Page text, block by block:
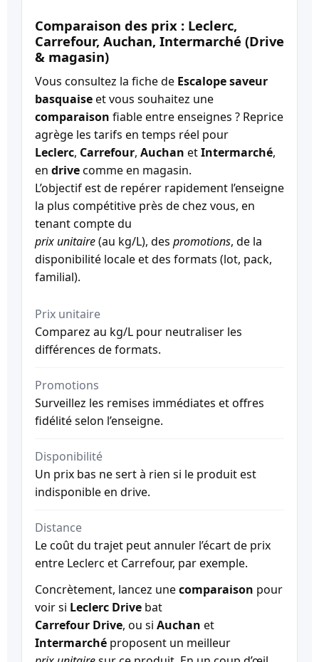
Comparaison des prix : Leclerc,
Carrefour, Auchan, Intermarché (Drive
& magasin)
Vous consultez la fiche de Escalope saveur
basquaiseet vous souhaitez une
comparaison fiable entre enseignes ? Reprice
agrège les tarifs en temps réel pour
Leclerc, Carrefour, Auchan etIntermarché,
en drivecomme en magasin.
L’objectif est de repérer rapidement l’enseigne
la plus compétitive près de chez vous, en
tenant compte du
prix unitaire(au kg/L), des promotions, de la
disponibilité locale et des formats (lot, pack,
familial).
Prix unitaire
Comparez au kg/L pour neutraliser les
différences de formats.
Promotions
Surveillez les remises immédiates et offres
fidélité selon l’enseigne.
Disponibilité
Un prix bas ne sert à rien si le produit est
indisponible en drive.
Distance
Le coût du trajet peut annuler l’écart de prix
entre Leclerc et Carrefour, par exemple.
Concrètement, lancez unecomparaison pour
voir si Leclerc Drive bat
Carrefour Drive, ou si Auchan et
Intermarché proposent un meilleur